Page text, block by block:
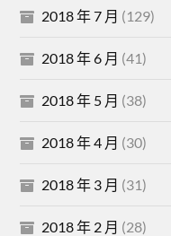
2018 年 7 月 (129)
2018 年 6 月 (41)
2018 年 5 月 (38)
2018 年 4 月 (30)
2018 年 3 月 (31)
2018 年 2 月 (28)